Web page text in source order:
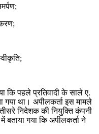
कि पहले प्रतिवादी के साले ए.
था। अपीलकर्ता इस मामले
निदेशक की नियुक्ति कंपनी
बताया गया कि अपीलकर्ता ने